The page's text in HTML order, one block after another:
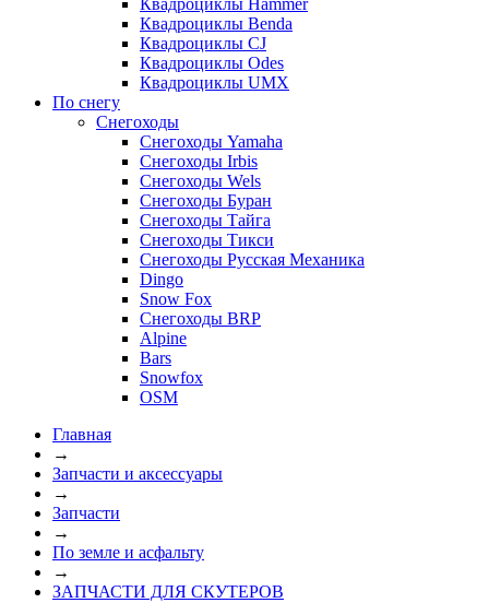
Квадроциклы Hammer
Квадроциклы Benda
Квадроциклы CJ
Квадроциклы Odes
Квадроциклы UMX
По снегу
Снегоходы
Снегоходы Yamaha
Снегоходы Irbis
Снегоходы Wels
Снегоходы Буран
Снегоходы Тайга
Снегоходы Тикси
Снегоходы Русская Механика
Dingo
Snow Fox
Снегоходы BRP
Alpine
Bars
Snowfox
OSM
Главная
→
Запчасти и аксессуары
→
Запчасти
→
По земле и асфальту
→
ЗАПЧАСТИ ДЛЯ СКУТЕРОВ